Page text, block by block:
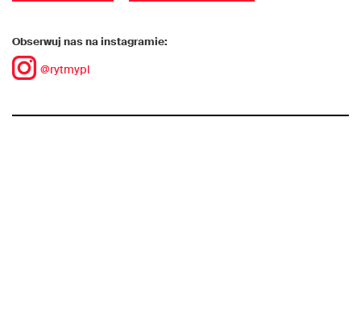
Obserwuj nas na instagramie:
@rytmypl